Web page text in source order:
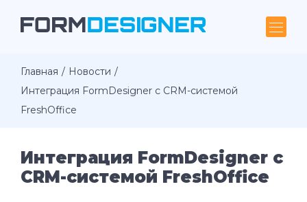
Главная
Новости
Интеграция FormDesigner с CRM-системой
FreshOffice
Интеграция FormDesigner с
CRM-системой FreshOffice